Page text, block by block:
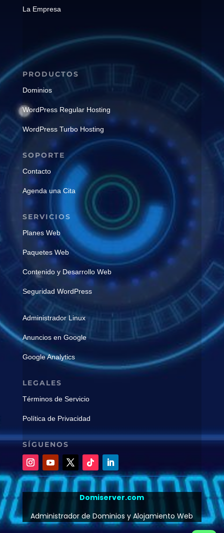
La Empresa
PRODUCTOS
Dominios
WordPress Regular Hosting
WordPress Turbo Hosting
SOPORTE
Contacto
Agenda una Cita
SERVICIOS
Planes Web
Paquetes Web
Contenido y Desarrollo Web
Seguridad WordPress
Administrador Linux
Anuncios en Google
Google Analytics
LEGALES
Términos de Servicio
Política de Privacidad
SÍGUENOS
Domiserver.com
Administrador de Dominios y Alojamiento Web